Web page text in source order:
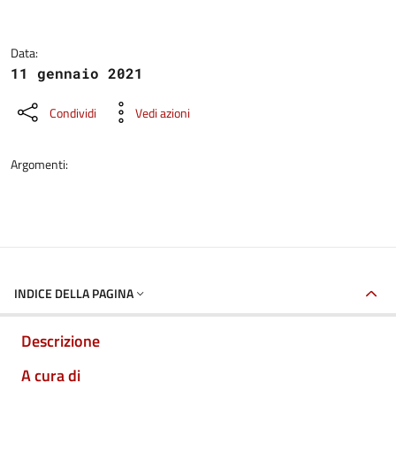
Data:
11 gennaio 2021
Condividi Vedi azioni
Argomenti:
INDICE DELLA PAGINA
Descrizione
A cura di